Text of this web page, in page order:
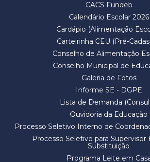
CACS Fundeb
Calendário Escolar 2026
Cardápio (Alimentação
Carteirinha CEU (Pré-
Conselho de Alimentação
Conselho Municipal de
Galeria de Fotos
Informe SE - DGPE
Lista de Demanda
Ouvidoria da Educação
Processo Seletivo Interno de
Processo Seletivo para Supervisor
Substituição
Programa Leite em